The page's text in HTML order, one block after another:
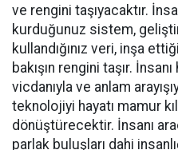
ve rengini taşıyacaktır.
kurduğunuz sistem,
kullandığınız veri, inşa
bakışın rengini taşır.
vicdanıyla ve anlam
teknolojiyi hayatı mamur
dönüştürecektir. İnsanı
parlak buluşları dahi